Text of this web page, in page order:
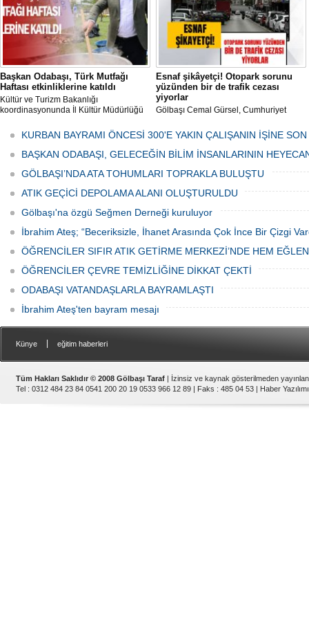
Başkan Odabaşı, Türk Mutfağı
Haftası etkinliklerine katıldı
Kültür ve Turizm Bakanlığı
koordinasyonunda İl Kültür Müdürlüğü
Haftası" etkinlikleri Ankara'da devam
ediyor.
Esnaf şikâyetçi! Otopark sorunu
yüzünden bir de trafik cezası
yiyorlar
Gölbaşı Cemal Gürsel, Cumhuriyet
bulunan esnaf ve alışverişe gelen
vatandaşlar park cezaları yüzünden
canından bezdi.
KURBAN BAYRAMI ÖNCESİ 300'E YAKIN ÇALIŞANIN İŞİNE
BAŞKAN ODABAŞI, GELECEĞİN BİLİM İNSANLARININ
GÖLBAŞI’NDA ATA TOHUMLARI TOPRAKLA BULUŞTU
ATIK GEÇİCİ DEPOLAMA ALANI OLUŞTURULDU
Gölbaşı'na özgü Seğmen Derneği kuruluyor
İbrahim Ateş; “Beceriksizle, İhanet Arasında Çok İnce Bir Çizgi
ÖĞRENCİLER SIFIR ATIK GETİRME MERKEZİ’NDE HEM
ÖĞRENCİLER ÇEVRE TEMİZLİĞİNE DİKKAT ÇEKTİ
ODABAŞI VATANDAŞLARLA BAYRAMLAŞTI
İbrahim Ateş'ten bayram mesajı
Künye eğitim haberleri
Tüm Hakları Saklıdır © 2008 Gölbaşı Taraf | İzinsiz ve kaynak gösterilmeden
Tel : 0312 484 23 84 0541 200 20 19 0533 966 12 89 | Faks : 485 04 53 | Haber Yazılımı